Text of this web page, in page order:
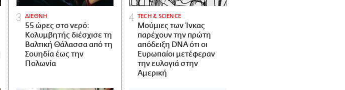
ΔΙΕΘΝΗ
55 ώρες στο νερό:
Κολυμβητής διέσχισε τη
Βαλτική Θάλασσα από τη
Σουηδία έως την
Πολωνία
ΤECH & SCIENCE
Μούμιες των Ίνκας
παρέχουν την πρώτη
απόδειξη DNA ότι οι
Ευρωπαίοι μετέφεραν
την ευλογιά στην
Αμερική